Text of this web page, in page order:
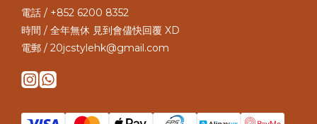
電話 / +852 6200 8352
時間 / 全年無休 見到會儘快回覆 XD
電郵 / 20jcstylehk@gmail.com